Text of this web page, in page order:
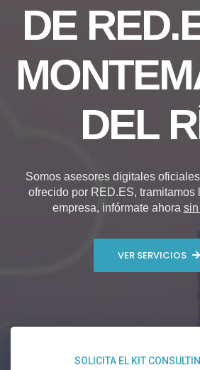
DE
DEL
Somos asesores digitales
ofrecido por RED.ES, tramitamos
empresa, infórmate ahora
VER SERVICIOS
SOLICITA EL KIT